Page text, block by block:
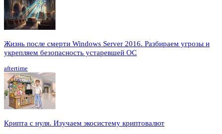
Жизнь после смерти Windows Server 2016. Разбираем угрозы и
укрепляем безопасность устаревшей ОС
aftertime
Крипта с нуля. Изучаем экосистему криптовалют